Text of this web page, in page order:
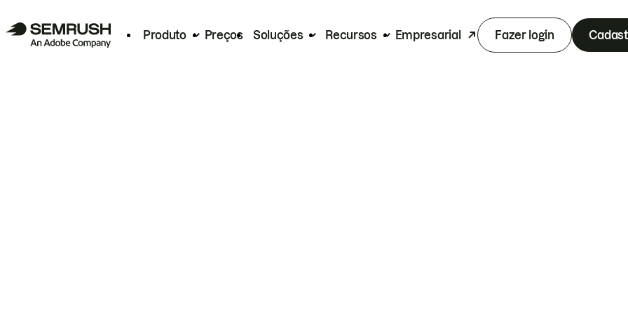
Produto Preços Soluções Recursos Empresarial Fazer login